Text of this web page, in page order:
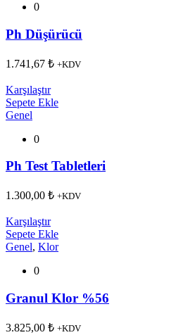
0
Ph Düşürücü
1.741,67 ₺ +KDV
Karşılaştır
Sepete Ekle
Genel
0
Ph Test Tabletleri
1.300,00 ₺ +KDV
Karşılaştır
Sepete Ekle
Genel, Klor
0
Granul Klor %56
3.825,00 ₺ +KDV